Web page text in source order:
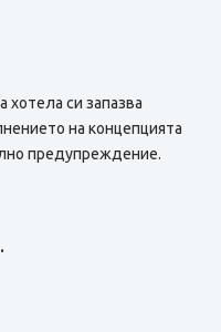
хотела си запазва
на концепцията
предупреждение.